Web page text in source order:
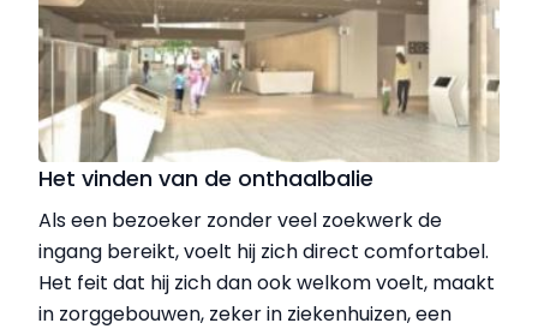
Het vinden van de onthaalbalie
Als een bezoeker zonder veel zoekwerk de
ingang bereikt, voelt hij zich direct comfortabel.
Het feit dat hij zich dan ook welkom voelt, maakt
in zorggebouwen, zeker in ziekenhuizen, een